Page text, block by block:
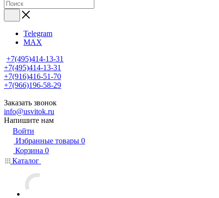
Telegram
MAX
+7(495)414-13-31
+7(495)414-13-31
+7(916)416-51-70
+7(966)196-58-29
Заказать звонок
info@usvitok.ru
Напишите нам
Войти
Избранные товары 0
Корзина 0
Каталог